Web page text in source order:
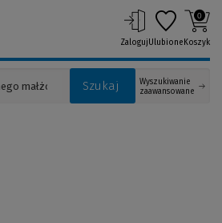
Szukaj
Wyszukiwanie
zaawansowane
ZalogujUlubione
0
Koszyk